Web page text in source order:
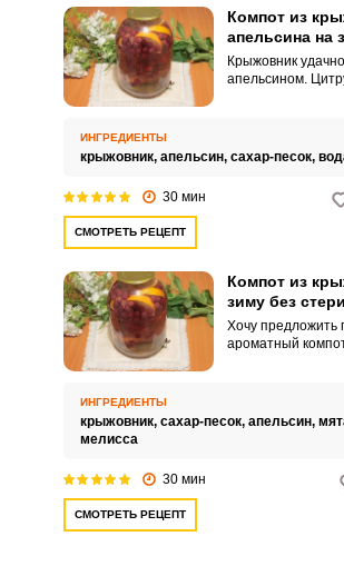
Компот из
апельсина на
Крыжовник
апельсином.
ИНГРЕДИЕНТЫ
крыжовник, апельсин, сахар-песок,
30 мин
СМОТРЕТЬ РЕЦЕПТ
Компот из
зиму без
Хочу предложить
ароматный
ИНГРЕДИЕНТЫ
крыжовник, сахар-песок, апельсин,
мелисса
30 мин
СМОТРЕТЬ РЕЦЕПТ